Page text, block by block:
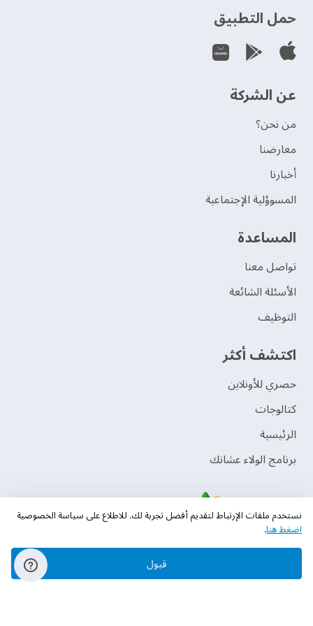
حمل التطبيق
عن الشركة
من نحن؟
‫معارضنا‬
‫أخبارنا‬
المسوؤلية الإجتماعية
‫المساعدة‬
تواصل معنا
الأسئلة الشائعة
التوظيف
اكتشف أكثر
حصري للأونلاين
‫كتالوجات‬
الرئيسية
برنامج الولاء عشانك
حقوق النشر © 2026 دهانات الجزيرة
نستخدم ملفات الإرتباط لتقديم أفضل تجربة لك. للاطلاع على سياسة الخصوصية
اضغط هنا.
قبول